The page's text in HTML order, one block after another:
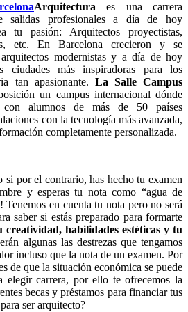
Arquitectura es una carrera
salidas profesionales a día de hoy
tu pasión: Arquitectos proyectistas,
etc. En Barcelona crecieron y se
modernistas y a día de hoy
más inspiradoras para los
tan apasionante. La Salle Campus
un campus internacional dónde
con alumnos de más de 50 países
con la tecnología más avanzada,
completamente personalizada.
si por el contrario, has hecho tu examen
y esperas tu nota como “agua de
Tenemos en cuenta tu nota pero no será
saber si estás preparado para formarte
creatividad, habilidades estéticas y tu
algunas las destrezas que tengamos
incluso que la nota de un examen. Por
de que la situación económica se puede
elegir carrera, por ello te ofrecemos la
becas y préstamos para financiar tus
ser arquitecto?